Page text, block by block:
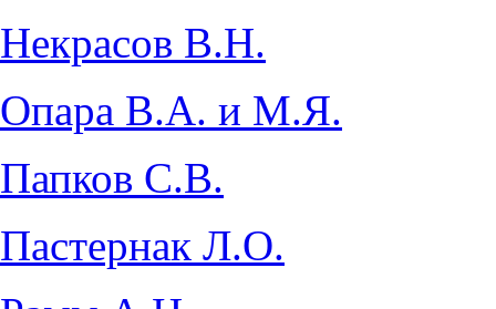
Некрасов В.Н.
Опара В.А. и М.Я.
Папков С.В.
Пастернак Л.О.